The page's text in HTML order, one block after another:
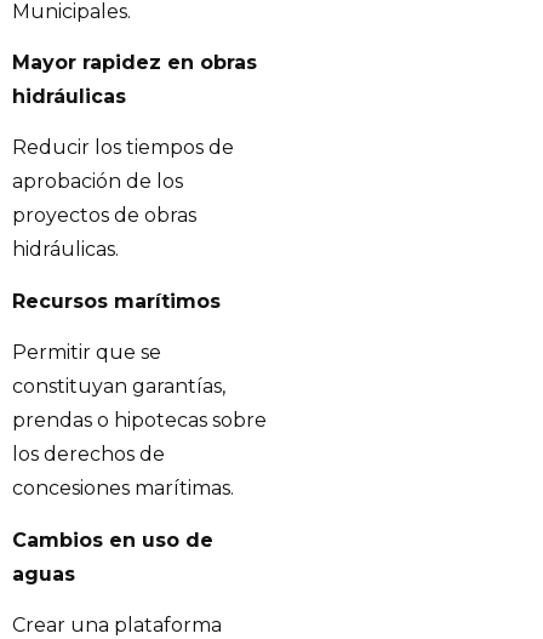
Municipales.
Mayor rapidez en obras
hidráulicas
Reducir los tiempos de
aprobación de los
proyectos de obras
hidráulicas.
Recursos marítimos
Permitir que se
constituyan garantías,
prendas o hipotecas sobre
los derechos de
concesiones marítimas.
Cambios en uso de
aguas
Crear una plataforma